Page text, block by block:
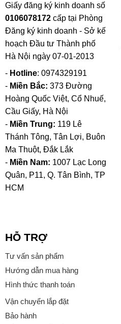
Giấy đăng ký kinh doanh số
0106078172cấp tại Phòng
Đăng ký kinh doanh - Sở kế
hoạch Đầu tư Thành phố
Hà Nội ngày 07-01-2013
- Hotline: 0974329191
- Miền Bắc: 373 Đường
Hoàng Quốc Việt, Cổ Nhuế,
Cầu Giấy, Hà Nội
- Miền Trung: 119 Lê
Thánh Tông, Tân Lợi, Buôn
Ma Thuột, Đắk Lắk
- Miền Nam: 1007 Lạc Long
Quân, P11, Q. Tân Bình, TP
HCM
HỖ TRỢ
Tư vấn sản phẩm
Hướng dẫn mua hàng
Hình thức thanh toán
Vận chuyển lắp đặt
Bảo hành